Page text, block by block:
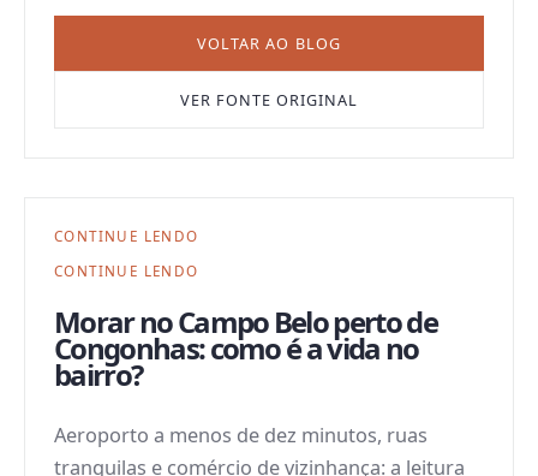
VOLTAR AO BLOG
VER FONTE ORIGINAL
CONTINUE LENDO
CONTINUE LENDO
Morar no Campo Belo perto de
Congonhas: como é a vida no
bairro?
Aeroporto a menos de dez minutos, ruas
tranquilas e comércio de vizinhança: a leitura